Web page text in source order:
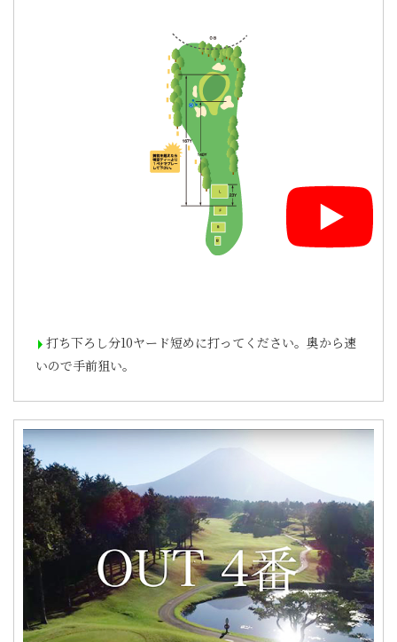
打ち下ろし分10ヤード短めに打ってください。奥から速
いので手前狙い。